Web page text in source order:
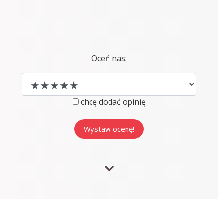
Oceń nas:
chcę dodać opinię